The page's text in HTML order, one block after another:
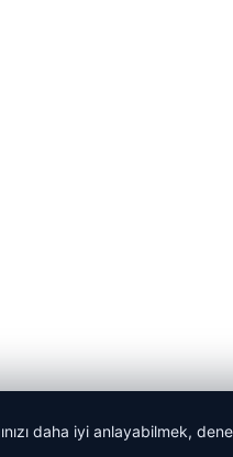
Newsdaha iyi anlayabilmek,